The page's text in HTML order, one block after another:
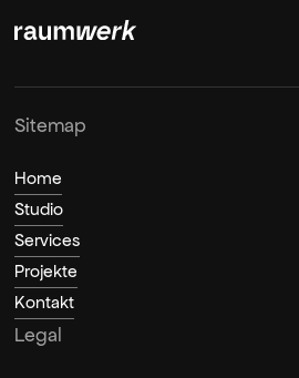
Sitemap
Home
Studio
Services
Projekte
Kontakt
Legal